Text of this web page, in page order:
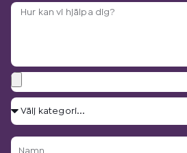
Arbetsbeskrivning?
Bilagor
Välj
Namn